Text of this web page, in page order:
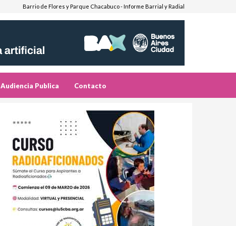
Barrio de Flores y Parque Chacabuco - Informe Barrial y Radial
Audiencia Publica Contacto